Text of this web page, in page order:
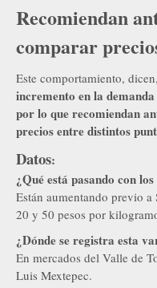
Recomiendan
comparar
Este comportamiento, dicen,
incremento en la
por lo que recomiendan
precios entre distintos
Datos:
¿Qué está pasando con
Están aumentando previo
20 y 50 pesos por
¿Dónde se registra esta
En mercados del Valle de
Luis Mextepec.